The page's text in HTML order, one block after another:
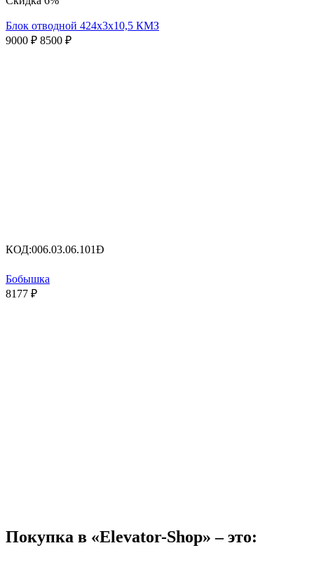
Блок отводной 424х3х10,5 КМЗ
9000 ₽ 8500 ₽
КОД:006.03.06.101Ð
Бобышка
8177 ₽
Покупка в «Elevator-Shop» – это: